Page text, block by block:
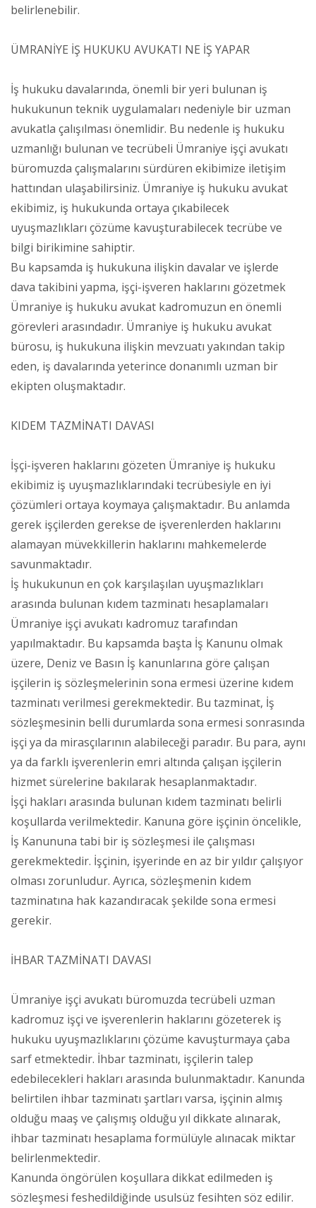
belirlenebilir.
ÜMRANİYE İŞ HUKUKU AVUKATI NE İŞ YAPAR
İş hukuku davalarında, önemli bir yeri bulunan iş
hukukunun teknik uygulamaları nedeniyle bir uzman
avukatla çalışılması önemlidir. Bu nedenle iş hukuku
uzmanlığı bulunan ve tecrübeli Ümraniye işçi avukatı
büromuzda çalışmalarını sürdüren ekibimize iletişim
hattından ulaşabilirsiniz. Ümraniye iş hukuku avukat
ekibimiz, iş hukukunda ortaya çıkabilecek
uyuşmazlıkları çözüme kavuşturabilecek tecrübe ve
bilgi birikimine sahiptir.
Bu kapsamda iş hukukuna ilişkin davalar ve işlerde
dava takibini yapma, işçi-işveren haklarını gözetmek
Ümraniye iş hukuku avukat kadromuzun en önemli
görevleri arasındadır. Ümraniye iş hukuku avukat
bürosu, iş hukukuna ilişkin mevzuatı yakından takip
eden, iş davalarında yeterince donanımlı uzman bir
ekipten oluşmaktadır.
KIDEM TAZMİNATI DAVASI
İşçi-işveren haklarını gözeten Ümraniye iş hukuku
ekibimiz iş uyuşmazlıklarındaki tecrübesiyle en iyi
çözümleri ortaya koymaya çalışmaktadır. Bu anlamda
gerek işçilerden gerekse de işverenlerden haklarını
alamayan müvekkillerin haklarını mahkemelerde
savunmaktadır.
İş hukukunun en çok karşılaşılan uyuşmazlıkları
arasında bulunan kıdem tazminatı hesaplamaları
Ümraniye işçi avukatı kadromuz tarafından
yapılmaktadır. Bu kapsamda başta İş Kanunu olmak
üzere, Deniz ve Basın İş kanunlarına göre çalışan
işçilerin iş sözleşmelerinin sona ermesi üzerine kıdem
tazminatı verilmesi gerekmektedir. Bu tazminat, İş
sözleşmesinin belli durumlarda sona ermesi sonrasında
işçi ya da mirasçılarının alabileceği paradır. Bu para, aynı
ya da farklı işverenlerin emri altında çalışan işçilerin
hizmet sürelerine bakılarak hesaplanmaktadır.
İşçi hakları arasında bulunan kıdem tazminatı belirli
koşullarda verilmektedir. Kanuna göre işçinin öncelikle,
İş Kanununa tabi bir iş sözleşmesi ile çalışması
gerekmektedir. İşçinin, işyerinde en az bir yıldır çalışıyor
olması zorunludur. Ayrıca, sözleşmenin kıdem
tazminatına hak kazandıracak şekilde sona ermesi
gerekir.
İHBAR TAZMİNATI DAVASI
Ümraniye işçi avukatı büromuzda tecrübeli uzman
kadromuz işçi ve işverenlerin haklarını gözeterek iş
hukuku uyuşmazlıklarını çözüme kavuşturmaya çaba
sarf etmektedir. İhbar tazminatı, işçilerin talep
edebilecekleri hakları arasında bulunmaktadır. Kanunda
belirtilen ihbar tazminatı şartları varsa, işçinin almış
olduğu maaş ve çalışmış olduğu yıl dikkate alınarak,
ihbar tazminatı hesaplama formülüyle alınacak miktar
belirlenmektedir.
Kanunda öngörülen koşullara dikkat edilmeden iş
sözleşmesi feshedildiğinde usulsüz fesihten söz edilir.